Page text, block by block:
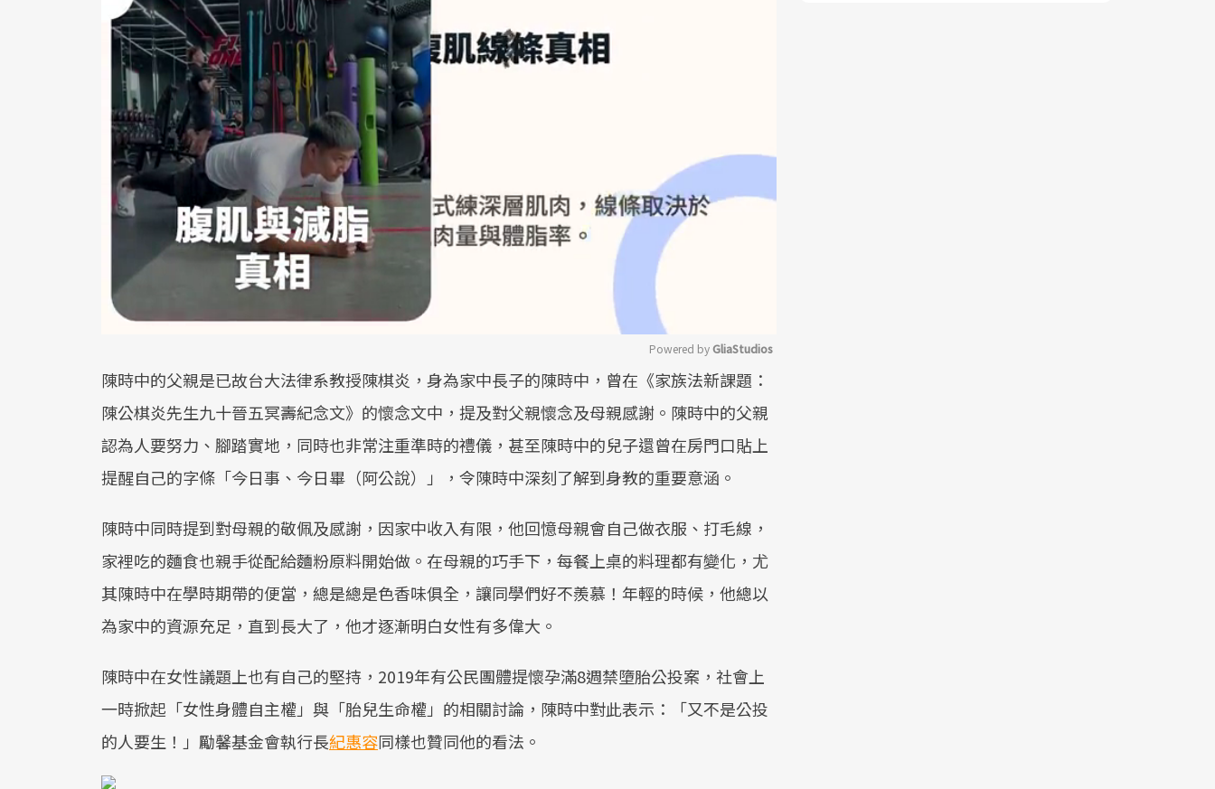
Mute
Powered by GliaStudios
陳時中的父親是已故台大法律系教授陳棋炎，身為家中長子的陳時中，曾在《家族法新課題：
陳公棋炎先生九十晉五冥壽紀念文》的懷念文中，提及對父親懷念及母親感謝。陳時中的父親
認為人要努力、腳踏實地，同時也非常注重準時的禮儀，甚至陳時中的兒子還曾在房門口貼上
提醒自己的字條「今日事、今日畢（阿公說）」，令陳時中深刻了解到身教的重要意涵。
陳時中同時提到對母親的敬佩及感謝，因家中收入有限，他回憶母親會自己做衣服、打毛線，
家裡吃的麵食也親手從配給麵粉原料開始做。在母親的巧手下，每餐上桌的料理都有變化，尤
其陳時中在學時期帶的便當，總是總是色香味俱全，讓同學們好不羨慕！年輕的時候，他總以
為家中的資源充足，直到長大了，他才逐漸明白女性有多偉大。
陳時中在女性議題上也有自己的堅持，2019年有公民團體提懷孕滿8週禁墮胎公投案，社會上
一時掀起「女性身體自主權」與「胎兒生命權」的相關討論，陳時中對此表示：「又不是公投
的人要生！」勵馨基金會執行長紀惠容同樣也贊同他的看法。